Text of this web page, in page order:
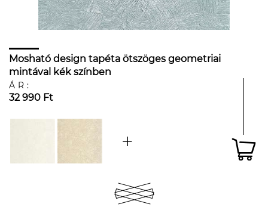
Mosható design tapéta ötszöges geometriai
mintával kék színben
ÁR:
32 990 Ft